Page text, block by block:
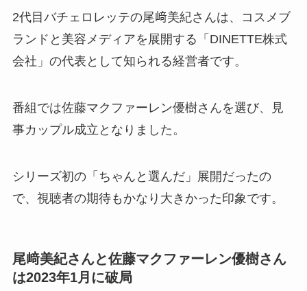
2代目バチェロレッテの尾﨑美紀さんは、コスメブ
ランドと美容メディアを展開する「DINETTE株式
会社」の代表として知られる経営者です。
番組では佐藤マクファーレン優樹さんを選び、見
事カップル成立となりました。
シリーズ初の「ちゃんと選んだ」展開だったの
で、視聴者の期待もかなり大きかった印象です。
尾﨑美紀さんと佐藤マクファーレン優樹さん
は2023年1月に破局